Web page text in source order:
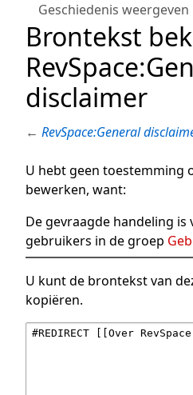
Geschiedenis weergeven
Brontekst
disclaimer
← RevSpace:General
U hebt geen toestemming
bewerken, want:
De gevraagde handeling
gebruikers in de groep
U kunt de brontekst van
kopiëren.